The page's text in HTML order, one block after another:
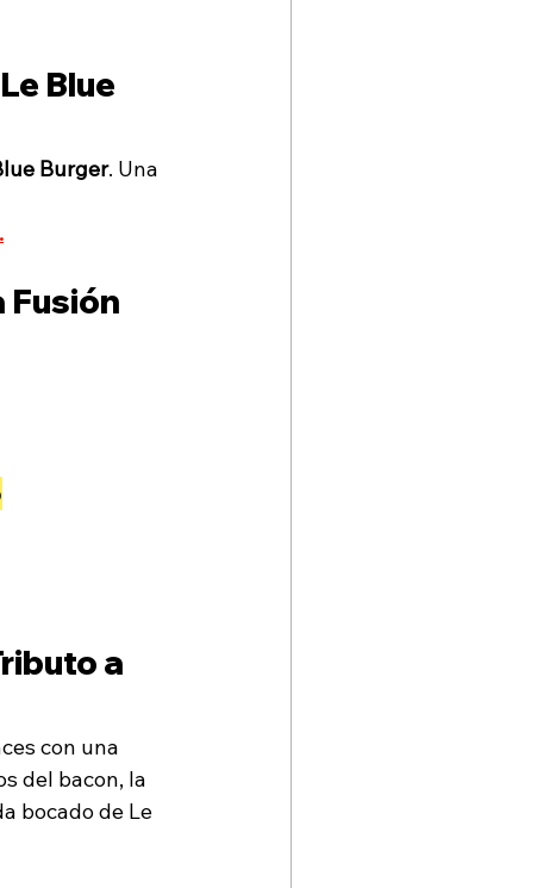
Blue
Burger. Una
Fusión
a
con una
del bacon, la
bocado de Le